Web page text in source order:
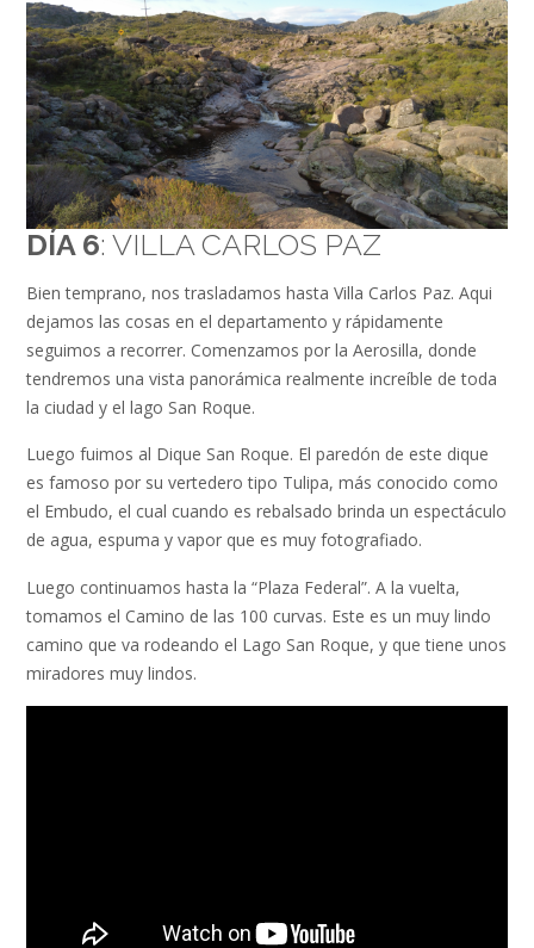
DÍA 6: VILLA CARLOS PAZ
Bien temprano, nos trasladamos hasta Villa Carlos Paz. Aqui
dejamos las cosas en el departamento y rápidamente
seguimos a recorrer. Comenzamos por la Aerosilla, donde
tendremos una vista panorámica realmente increíble de toda
la ciudad y el lago San Roque.
Luego fuimos al Dique San Roque. El paredón de este dique
es famoso por su vertedero tipo Tulipa, más conocido como
el Embudo, el cual cuando es rebalsado brinda un espectáculo
de agua, espuma y vapor que es muy fotografiado.
Luego continuamos hasta la “Plaza Federal”. A la vuelta,
tomamos el Camino de las 100 curvas. Este es un muy lindo
camino que va rodeando el Lago San Roque, y que tiene unos
miradores muy lindos.